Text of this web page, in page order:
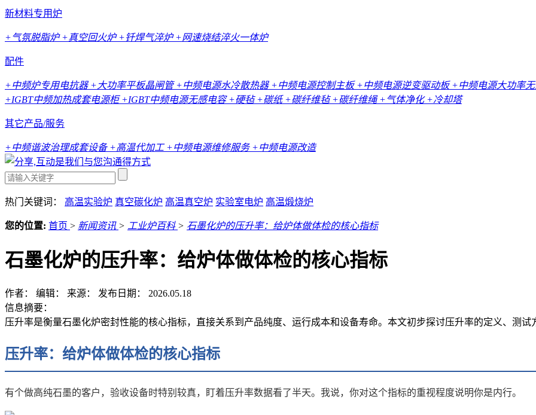
新材料专用炉
+气氛脱脂炉+真空回火炉+钎焊气淬炉+网速烧结淬火一体炉
配件
+中频炉专用电抗器 +大功率平板晶闸管+中频电源水冷散热器 +中频电源控制主板 +中频电源逆变驱动板 +中频电源大功率
+IGBT中频加热成套电源柜+IGBT中频电源无感电容+硬毡+碳纸 +碳纤维毡+碳纤维绳 +气体净化+冷却塔
其它产品/服务
+中频谐波治理成套设备 +高温代加工+中频电源维修服务 +中频电源改造
热门关键词： 高温实验炉 真空碳化炉 高温真空炉 实验室电炉 高温煅烧炉
您的位置: 首页 > 新闻资讯 > 工业炉百科 > 石墨化炉的压升率：给炉体做体检的核心指标
石墨化炉的压升率：给炉体做体检的核心指标
作者： 编辑： 来源： 发布日期： 2026.05.18
信息摘要：
压升率是衡量石墨化炉密封性能的核心指标，直接关系到产品纯度、运行成本和设备寿命。本文初步探讨压升率的定义、测
压升率：给炉体做体检的核心指标
有个做高纯石墨的客户，验收设备时特别较真，盯着压升率数据看了半天。我说，你对这个指标的重视程度说明你是内行。